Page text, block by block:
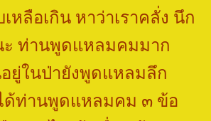
หลือเกิน หาว่าเราคลั่ง นึก
ะ ท่านพูดแหลมคมมาก
ยู่ในป่ายังพูดแหลมลึก
ด้ท่านพูดแหลมคม ๓ ข้อ